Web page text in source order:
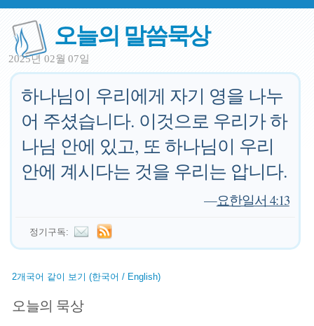
오늘의 말씀묵상
2025년 02월 07일
하나님이 우리에게 자기 영을 나누
어 주셨습니다. 이것으로 우리가 하
나님 안에 있고, 또 하나님이 우리
안에 계시다는 것을 우리는 압니다.
—요한일서 4:13
정기구독:
2개국어 같이 보기 (한국어 / English)
오늘의 묵상